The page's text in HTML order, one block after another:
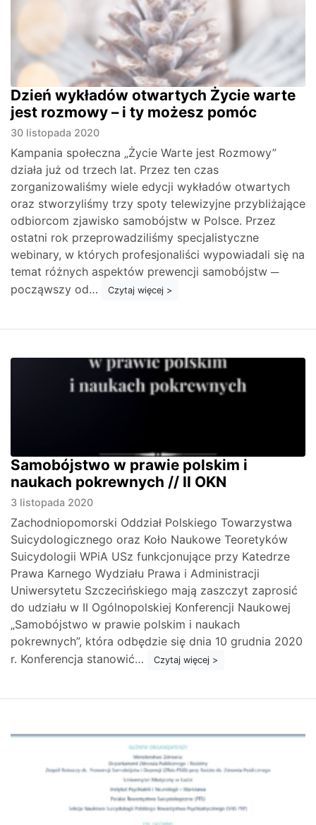
Dzień wykładów otwartych Życie warte
jest rozmowy – i ty możesz pomóc
30 listopada 2020
Kampania społeczna „Życie Warte jest Rozmowy”
działa już od trzech lat. Przez ten czas
zorganizowaliśmy wiele edycji wykładów otwartych
oraz stworzyliśmy trzy spoty telewizyjne przybliżające
odbiorcom zjawisko samobójstw w Polsce. Przez
ostatni rok przeprowadziliśmy specjalistyczne
webinary, w których profesjonaliści wypowiadali się na
temat różnych aspektów prewencji samobójstw ─
począwszy od…
Czytaj więcej >
Samobójstwo w prawie polskim i
naukach pokrewnych // II OKN
3 listopada 2020
Zachodniopomorski Oddział Polskiego Towarzystwa
Suicydologicznego oraz Koło Naukowe Teoretyków
Suicydologii WPiA USz funkcjonujące przy Katedrze
Prawa Karnego Wydziału Prawa i Administracji
Uniwersytetu Szczecińskiego mają zaszczyt zaprosić
do udziału w II Ogólnopolskiej Konferencji Naukowej
„Samobójstwo w prawie polskim i naukach
pokrewnych”, która odbędzie się dnia 10 grudnia 2020
r. Konferencja stanowić…
Czytaj więcej >